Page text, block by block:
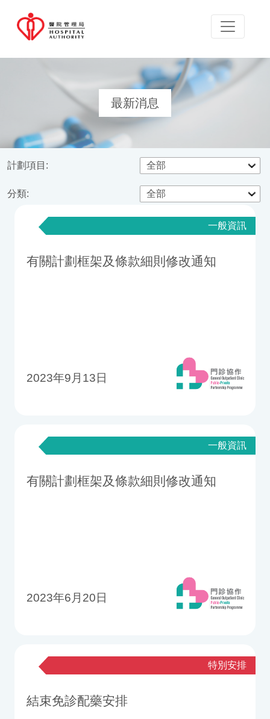
最新消息
計劃項目:
分類:
一般資訊
有關計劃框架及條款細則修改通知
2023年9月13日
一般資訊
有關計劃框架及條款細則修改通知
2023年6月20日
特別安排
結束免診配藥安排